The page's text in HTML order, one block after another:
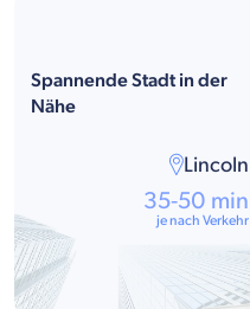
Spannende Stadt in der
Nähe
Lincoln
35-50 min
je nach Verkehr